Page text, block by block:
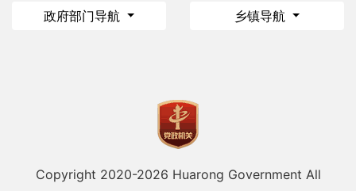
政府部门导航 乡镇导航
Copyright 2020-2026 Huarong Government All